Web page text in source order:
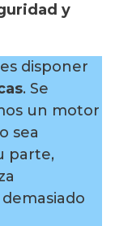
y
disponer
. Se
un motor
sea
parte,